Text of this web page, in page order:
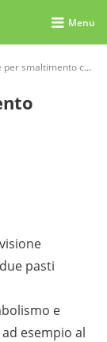
Menu
calorie nella giornata
pasti
e
esempio al